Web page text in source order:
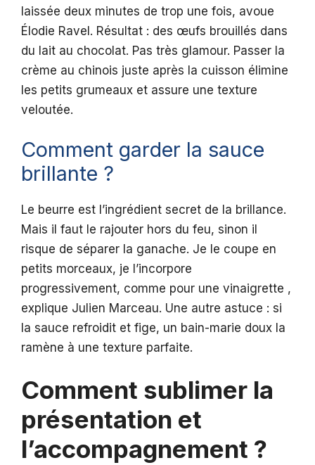
laissée deux minutes de trop une fois, avoue
Élodie Ravel. Résultat : des œufs brouillés dans
du lait au chocolat. Pas très glamour. Passer la
crème au chinois juste après la cuisson élimine
les petits grumeaux et assure une texture
veloutée.
Comment garder la sauce
brillante ?
Le beurre est l’ingrédient secret de la brillance.
Mais il faut le rajouter hors du feu, sinon il
risque de séparer la ganache. Je le coupe en
petits morceaux, je l’incorpore
progressivement, comme pour une vinaigrette ,
explique Julien Marceau. Une autre astuce : si
la sauce refroidit et fige, un bain-marie doux la
ramène à une texture parfaite.
Comment sublimer la
présentation et
l’accompagnement ?